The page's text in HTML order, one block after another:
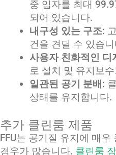
중 입자를 최대
되어 있습니다.
내구성 있는 구조:
건을 견딜 수 있습
사용자 친화적인 디
로 설치 및 유지보
일관된 공기 분배 :
상태를 유지합니다.
추가 클린룸 제품
FFU는 공기질 유지에 매
경우가 많습니다. 클린룸